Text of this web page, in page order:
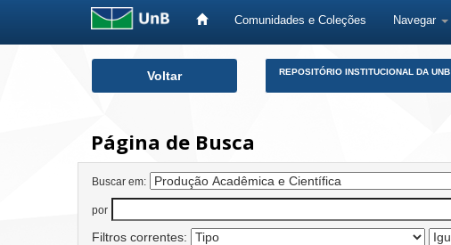
Comunidades e Coleções Navegar
Voltar REPOSITÓRIO INSTITUCIONAL DA UNB
Página de Busca
Buscar em:
por
Filtros correntes: